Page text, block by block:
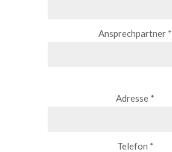
Ansprechpartner *
Adresse *
Telefon *